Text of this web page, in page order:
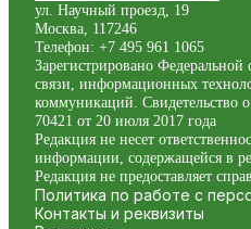
ул. Научный проезд, 19
Москва 117246
Телефон: +7 495 961 1065
Зарегистрировано
связи, информационных
коммуникаций.
70421 от 20 июля 2017 года
Редакция не несет
информации, содержащейся в
Редакция не предоставляет
Политика по работе с
Контакты и реквизиты